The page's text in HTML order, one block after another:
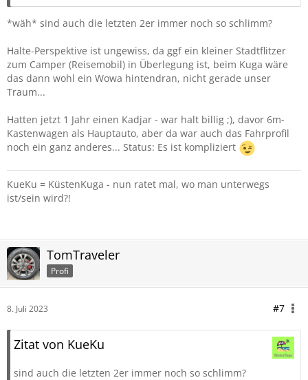
*wäh* sind auch die letzten 2er immer noch so schlimm?
Halte-Perspektive ist ungewiss, da ggf ein kleiner Stadtflitzer
zum Camper (Reisemobil) in Überlegung ist, beim Kuga wäre
das dann wohl ein Wowa hintendran, nicht gerade unser
Traum...
Hatten jetzt 1 Jahr einen Kadjar - war halt billig ;), davor 6m-
Kastenwagen als Hauptauto, aber da war auch das Fahrprofil
noch ein ganz anderes... Status: Es ist kompliziert
KueKu = KüstenKuga - nun ratet mal, wo man unterwegs
ist/sein wird?!
TomTraveler
Profi
8. Juli 2023 #7
Zitat von KueKu
sind auch die letzten 2er immer noch so schlimm?